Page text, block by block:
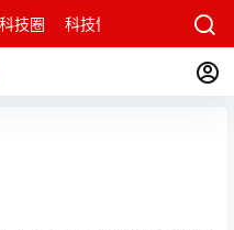
科技圈 科技快讯 智能科技问